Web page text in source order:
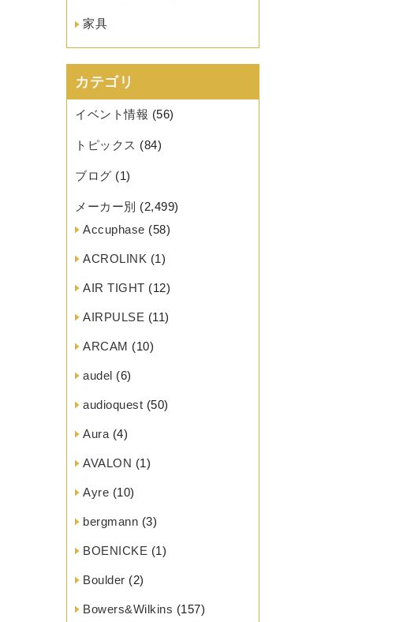
家具
カテゴリ
イベント情報 (56)
トピックス (84)
ブログ (1)
メーカー別 (2,499)
Accuphase (58)
ACROLINK (1)
AIR TIGHT (12)
AIRPULSE (11)
ARCAM (10)
audel (6)
audioquest (50)
Aura (4)
AVALON (1)
Ayre (10)
bergmann (3)
BOENICKE (1)
Boulder (2)
Bowers&Wilkins (157)